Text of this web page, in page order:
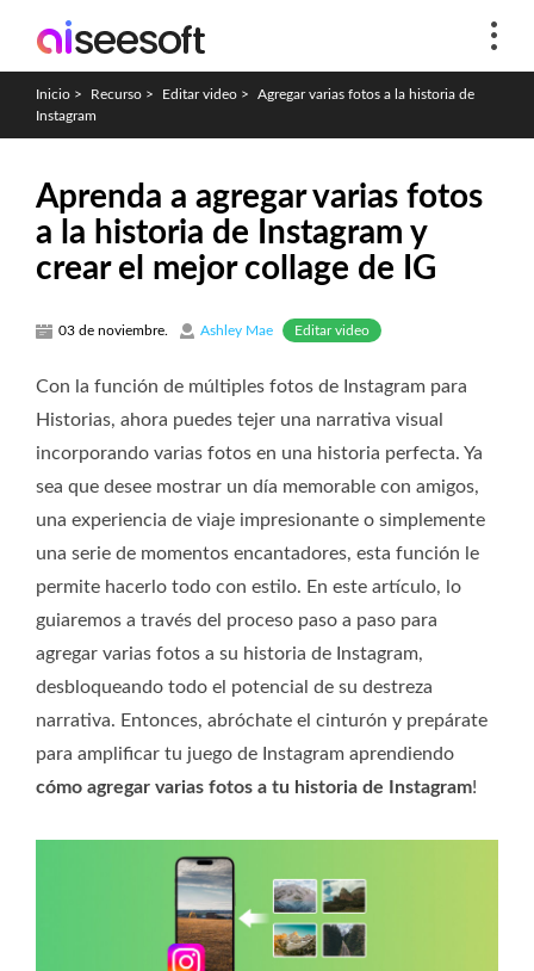
Inicio > Recurso > Editar video >
Agregar varias fotos a la historia de
Instagram
Aprenda a agregar varias fotos
a la historia de Instagram y
crear el mejor collage de IG
03 de noviembre. Ashley Mae Editar video
Con la función de múltiples fotos de Instagram para
Historias, ahora puedes tejer una narrativa visual
incorporando varias fotos en una historia perfecta. Ya
sea que desee mostrar un día memorable con amigos,
una experiencia de viaje impresionante o simplemente
una serie de momentos encantadores, esta función le
permite hacerlo todo con estilo. En este artículo, lo
guiaremos a través del proceso paso a paso para
agregar varias fotos a su historia de Instagram,
desbloqueando todo el potencial de su destreza
narrativa. Entonces, abróchate el cinturón y prepárate
para amplificar tu juego de Instagram aprendiendo
cómo agregar varias fotos a tu historia de Instagram!